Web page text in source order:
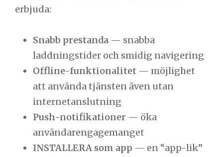
erbjuda:
Snabb prestanda — snabba
laddningstider och smidig navigering
Offline-funktionalitet — möjlighet
att använda tjänsten även utan
internetanslutning
Push-notifikationer — öka
användarengagemanget
INSTALLERA som app — en “app-lik”